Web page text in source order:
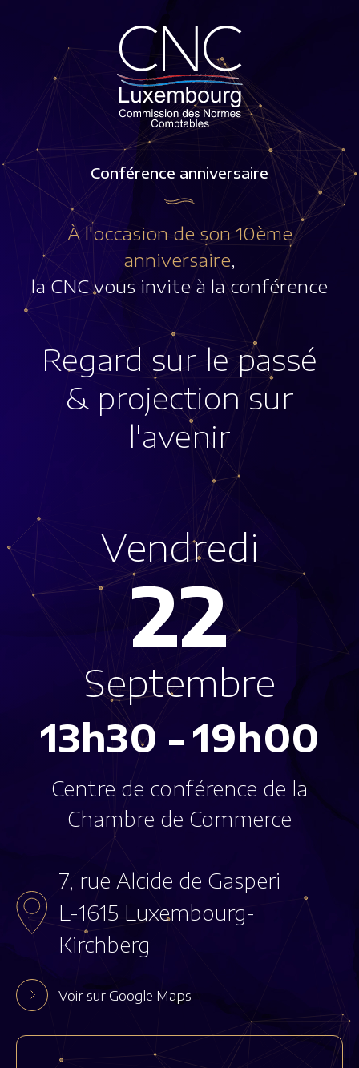
Conférence anniversaire
À l'occasion de son 10ème
anniversaire,
la CNC vous invite à la conférence
Regard sur le passé
& projection sur
l'avenir
Vendredi
22
Septembre
13h30
19h00
Centre de conférence de la
Chambre de Commerce
7, rue Alcide de Gasperi
L-1615 Luxembourg-
Kirchberg
Voir sur Google Maps